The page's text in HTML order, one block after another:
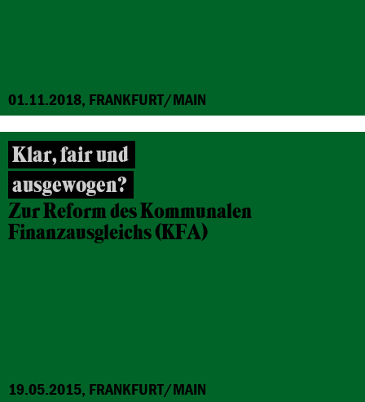
01.11.2018, FRANKFURT/MAIN
Klar, fair und
ausgewogen?
Zur Reform des Kommunalen
Finanzausgleichs (KFA)
19.05.2015, FRANKFURT/MAIN